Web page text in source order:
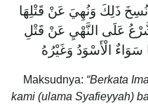
نُسِخَ ذَلِكَ وَنُهِيَ عَنْ قَتْلِهَا
عَلَى النَّهْيِ عَنْ قَتْلِ
سَوَاءٌ الْأَسْوَدُ وَغَيْرُهُ
Maksudnya: “Berkata
kami (ulama Syafieyyah)